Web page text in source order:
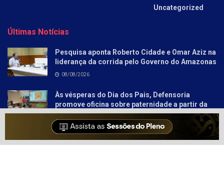
Uncategorized
Últimas Notícias
Pesquisa aponta Roberto Cidade e Omar Aziz na
liderança da corrida pelo Governo do Amazonas
08/08/2026
Às vésperas do Dia dos Pais, Defensoria
promove oficina sobre paternidade a partir da
literatura para socioeducandos
08/08/2026